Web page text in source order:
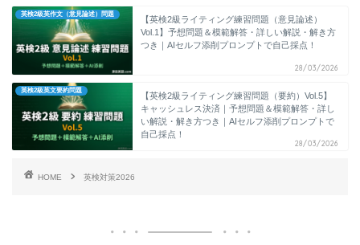
英検2級英作文（意見論述）問題
【英検2級ライティング練習問題（意見論述）
Vol.1】予想問題＆模範解答・詳しい解説・解き方
つき｜AIセルフ添削プロンプトで自己採点！
28/03/2026
英検2級英文要約問題
【英検2級ライティング練習問題（要約）Vol.5】
キャッシュレス決済｜予想問題＆模範解答・詳し
い解説・解き方つき｜AIセルフ添削プロンプトで
自己採点！
28/03/2026
HOME 英検対策2026